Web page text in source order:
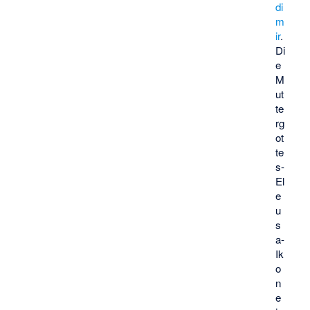
di
m
ir.
Di
e
M
ut
te
rg
ot
te
s-
El
e
u
s
a-
Ik
o
n
e